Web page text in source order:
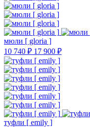
мюли [ gloria ]
10 740 ₽ 17 900 ₽
туфли [ emily ]